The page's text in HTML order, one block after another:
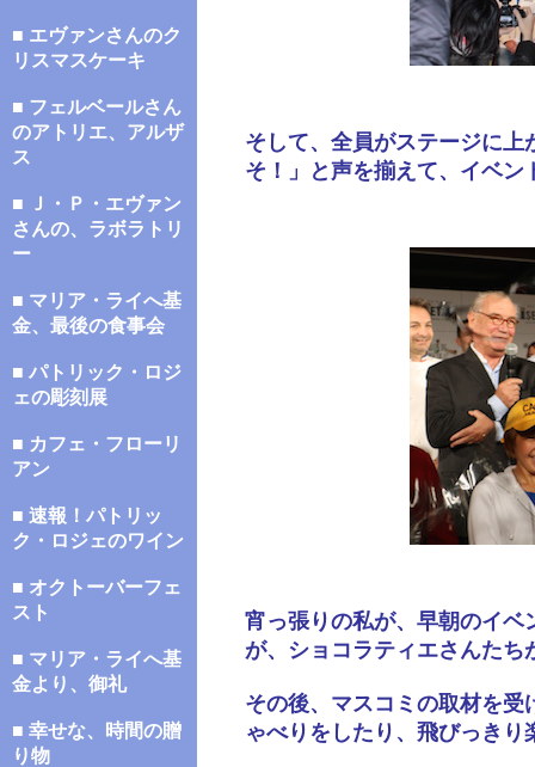
■ エヴァンさんのク
リスマスケーキ
■ フェルベールさん
のアトリエ、アルザ
ス
■ Ｊ・Ｐ・エヴァン
さんの、ラボラトリ
ー
■ マリア・ライへ基
金、最後の食事会
■ パトリック・ロジ
ェの彫刻展
■ カフェ・フローリ
アン
■ 速報！パトリッ
ク・ロジェのワイン
■ オクトーバーフェ
スト
■ マリア・ライへ基
金より、御礼
■ 幸せな、時間の贈
り物
そして、全員がステージに
そ！」と声を揃えて、イベ
宵っ張りの私が、早朝のイベ
が、ショコラティエさんた
その後、マスコミの取材を
ゃべりをしたり、飛びっき